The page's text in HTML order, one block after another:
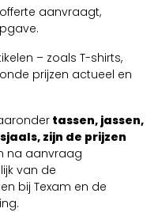
aanvraagt,
– zoals T-shirts,
prijzen actueel en
tassen, jassen,
zijn de prijzen
na aanvraag
van de
bij Texam en de